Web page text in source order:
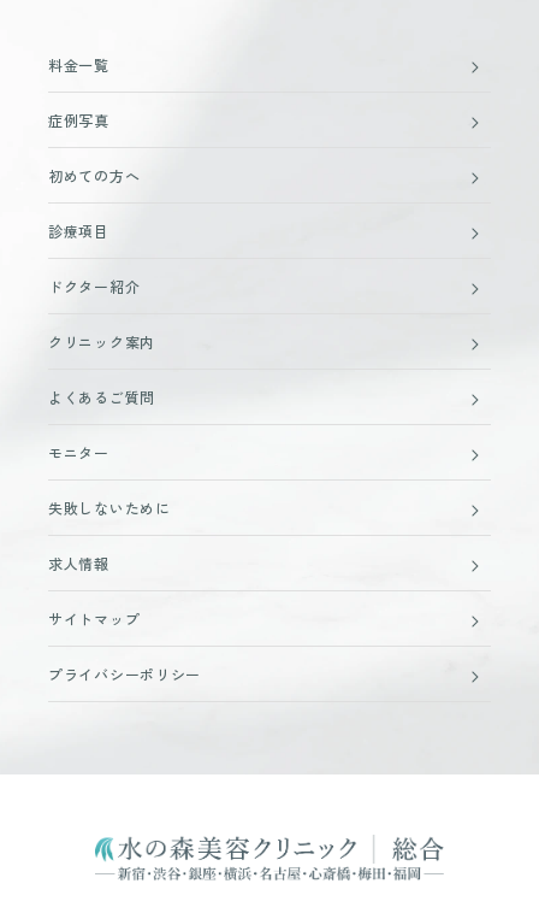
料金一覧
症例写真
初めての方へ
診療項目
ドクター紹介
クリニック案内
よくあるご質問
モニター
失敗しないために
求人情報
サイトマップ
プライバシーポリシー